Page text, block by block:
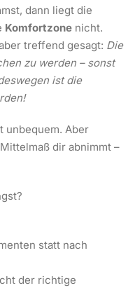
dann liegt die
Komfortzone nicht.
treffend gesagt: Die
zu werden – sonst
ist die
unbequem. Aber
dir abnimmt –
statt nach
der richtige